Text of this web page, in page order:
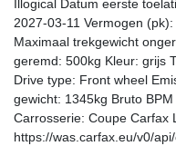
Illogical Datum eerste
2027-03-11 Vermogen
Maximaal trekgewicht
geremd: 500kg Kleur: grijs
Drive type: Front wheel
gewicht: 1345kg Bruto
Carrosserie: Coupe Carfax
https://was.carfax.eu/v0/